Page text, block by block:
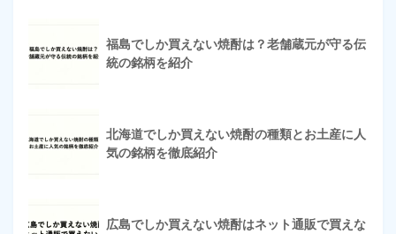
福島でしか買えない焼酎は？老舗蔵元が守る伝
統の銘柄を紹介
北海道でしか買えない焼酎の種類とお土産に人
気の銘柄を徹底紹介
広島でしか買えない焼酎はネット通販で買えな